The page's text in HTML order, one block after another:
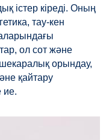
істер кіреді. Оның
тау-кен
ол сот және
орындау,
қайтару
ие.